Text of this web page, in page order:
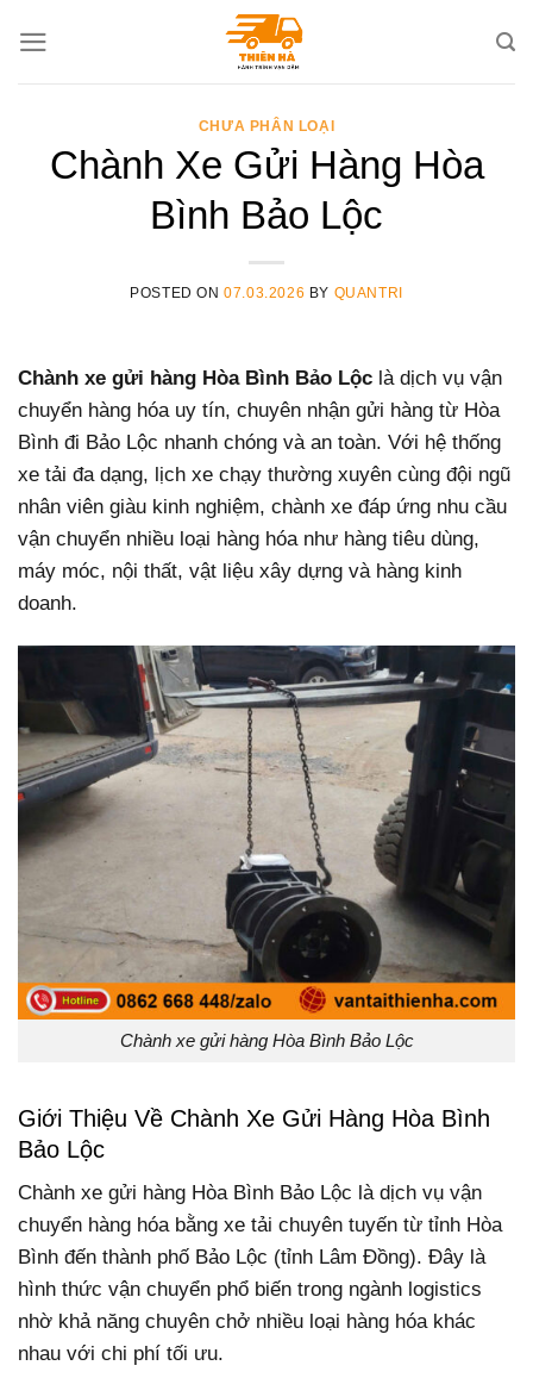
CHƯA PHÂN LOẠI
Chành Xe Gửi Hàng Hòa
Bình Bảo Lộc
POSTED ON07.03.2026 BY QUANTRI
Chành xe gửi hàng Hòa Bình Bảo Lộc là dịch vụ vận
chuyển hàng hóa uy tín, chuyên nhận gửi hàng từ Hòa
Bình đi Bảo Lộc nhanh chóng và an toàn. Với hệ thống
xe tải đa dạng, lịch xe chạy thường xuyên cùng đội ngũ
nhân viên giàu kinh nghiệm, chành xe đáp ứng nhu cầu
vận chuyển nhiều loại hàng hóa như hàng tiêu dùng,
máy móc, nội thất, vật liệu xây dựng và hàng kinh
doanh.
Chành xe gửi hàng Hòa Bình Bảo Lộc
Giới Thiệu Về Chành Xe Gửi Hàng Hòa Bình
Bảo Lộc
Chành xe gửi hàng Hòa Bình Bảo Lộc là dịch vụ vận
chuyển hàng hóa bằng xe tải chuyên tuyến từ tỉnh Hòa
Bình đến thành phố Bảo Lộc (tỉnh Lâm Đồng). Đây là
hình thức vận chuyển phổ biến trong ngành logistics
nhờ khả năng chuyên chở nhiều loại hàng hóa khác
nhau với chi phí tối ưu.